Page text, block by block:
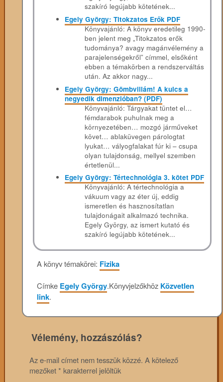
szakíró legújabb kötetének...
Egely György: Titokzatos Erők PDF
Könyvajánló: A könyv eredetileg 1990-
ben jelent meg „Titokzatos erők
tudománya? avagy magánvélemény a
parajelenségekről” címmel, elsőként
ebben a témakörben a rendszerváltás
után. Az akkor nagy...
Egely György: Gömbvillám! A kulcs a
negyedik dimenzióban? (PDF)
Könyvajánló: Tárgyakat tüntet el…
fémdarabok puhulnak meg a
környezetében… mozgó járműveket
követ… ablaküvegen párologtat
lyukat… vályogfalakat fúr ki – csupa
olyan tulajdonság, mellyel szemben
értetlenül...
Egely György: Tértechnológia 3. kötet PDF
Könyvajánló: A tértechnológia a
vákuum vagy az éter új, eddig
ismeretlen és hasznosítatlan
tulajdonágait alkalmazó technika.
Egely György, az ismert kutató és
szakíró legújabb kötetének...
A könyv témakörei: Fizika
Címke Egely György.Könyvjelzőkhöz Közvetlen
link.
Vélemény, hozzászólás?
Az e-mail címet nem tesszük közzé. A kötelező
mezőket* karakterrel jelöltük